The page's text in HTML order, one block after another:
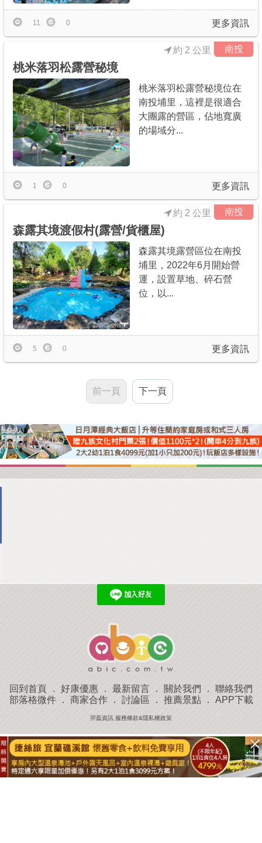
更多資訊
11 0
南投
約 2 公里
桃米落羽松露營秘境
桃米落羽松露營秘境位在
南投埔里，這裡是很適合
大團露的營區，佔地寬廣
的場域分...
更多資訊
1 0
南投
約 2 公里
森露其境渡假村(露營/貨櫃屋)
森露其境露營區位在南投
埔里，2022年6月開始營
運，設置草地、碎石營
位，以...
更多資訊
5 0
前一頁 下一頁
回到首頁 ． 好康優惠 ． 最新留言 ． 關於我們 ． 聯絡我們
部落格微件． 商家合作． 討論區 ． 推薦景點． APP下載
羿磊資訊 服務條款&隱私權政策